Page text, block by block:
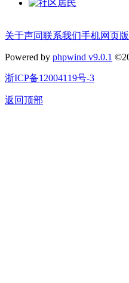
关于声同联系我们手机网页版
Powered by phpwind v9.0.1
浙ICP备12004119号-3
返回顶部